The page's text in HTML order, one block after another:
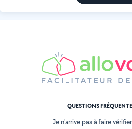
QUESTIONS
Je n'arrive pas à faire